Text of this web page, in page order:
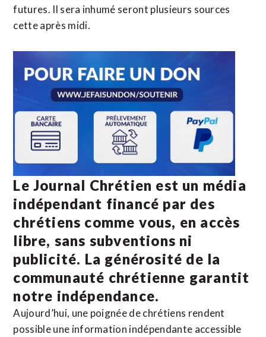
futures. Il sera inhumé seront plusieurs sources
cette après midi.
Le Journal Chrétien est un média
indépendant financé par des
chrétiens comme vous, en accès
libre, sans subventions ni
publicité. La générosité de la
communauté chrétienne garantit
notre indépendance.
Aujourd’hui, une poignée de chrétiens rendent
possible une information indépendante accessible